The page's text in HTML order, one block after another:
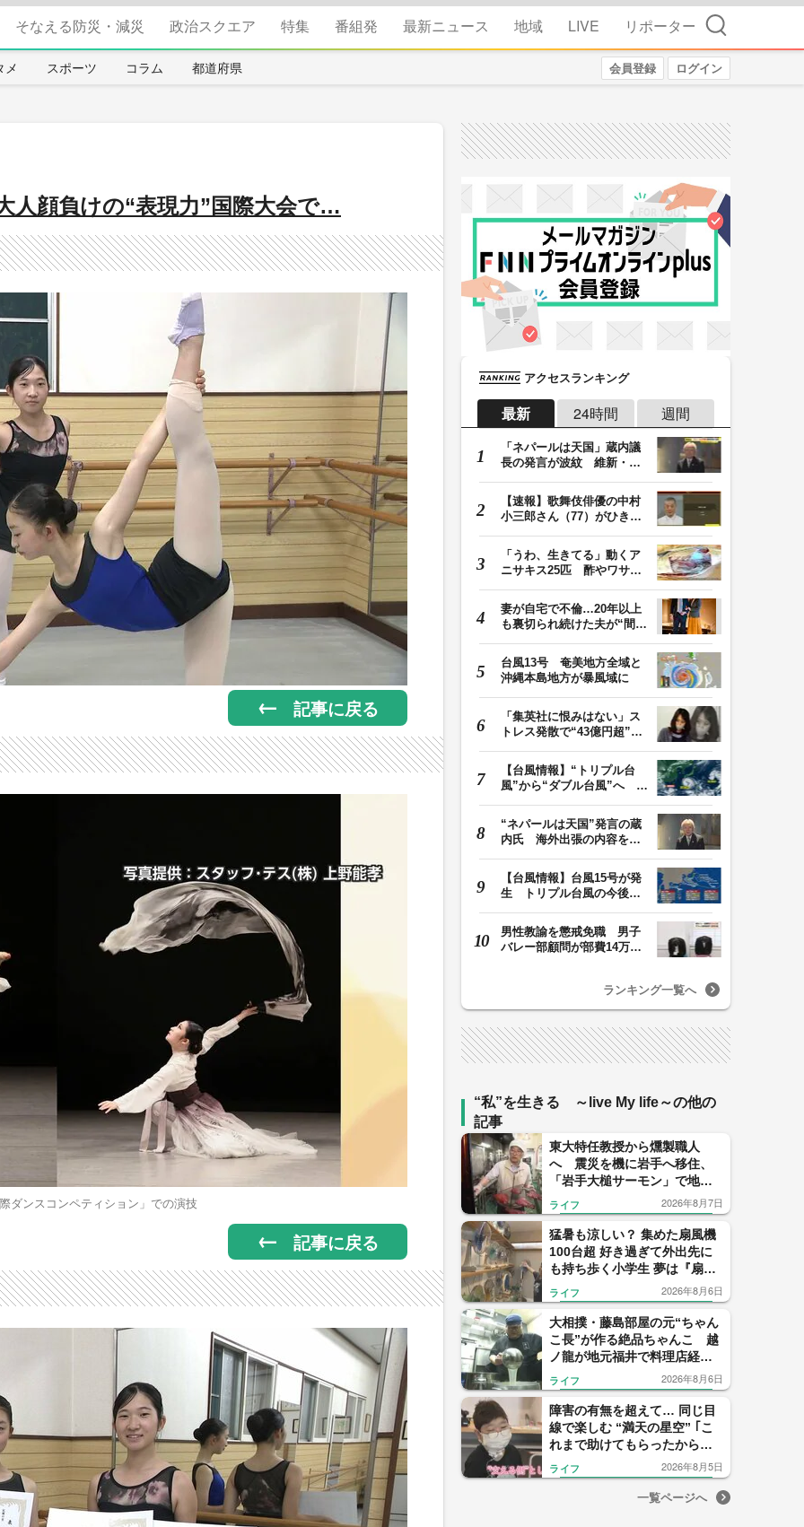
そなえる防災・減災 政治スクエア 特集 番組発 最新ニュース 地域 LIVE リポーター 検索
メ スポーツ コラム 都道府県 会員登録 ログイン
顔負けの“表現力”国際大会で…
記事に戻る
ダンスコンペティション」での演技
記事に戻る
アクセスランキング
最新 24時間 週間
「ネパールは天国」蔵内議
長の発言が波紋 維新・吉
【速報】歌舞伎俳優の中村
小三郎さん（77）がひき逃
「うわ、生きてる」動くア
ニサキス25匹 酢やワサビ
妻が自宅で不倫…20年以上
も裏切られ続けた夫が“間
台風13号 奄美地方全域と
沖縄本島地方が暴風域に
「集英社に恨みはない」ス
トレス発散で“43億円超”の
【台風情報】“トリプル台
風”から“ダブル台風”へ 13
“ネパールは天国”発言の蔵
内氏 海外出張の内容を説
【台風情報】台風15号が発
生 トリプル台風の今後の
男性教諭を懲戒免職 男子
バレー部顧問が部費14万円
ランキング一覧へ
“私”を生きる ～live My life～の他の
記事
東大特任教授から燻製職人
へ 震災を機に岩手へ移住、
「岩手大槌サーモン」で地域
再生に挑む
ライフ 2026年8月7日
猛暑も涼しい？ 集めた扇風機
100台超 好き過ぎて外出先に
も持ち歩く小学生 夢は『扇風
機の開発者』【福岡発】
ライフ 2026年8月6日
大相撲・藤島部屋の元“ちゃん
こ長”が作る絶品ちゃんこ 越
ノ龍が地元福井で料理店経営
者として“序の口”スタート
ライフ 2026年8月6日
障害の有無を超えて… 同じ目
線で楽しむ “満天の星空” ｢こ
れまで助けてもらったから今
度は…｣ 障害者が障害を“支え
る側”に 【福岡発】
ライフ 2026年8月5日
一覧ページへ